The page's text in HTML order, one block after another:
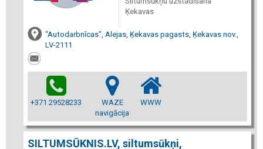
Ķekavas
"Autodarbnīcas", Alejas, Ķekavas pagasts, Ķekavas nov.,
LV-2111
+371 29528233
WAZE
navigācija
WWW
SILTUMSŪKNIS.LV, siltumsūkņi,